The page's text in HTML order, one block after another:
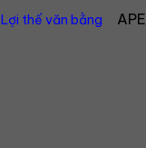
Lợi thế văn bằng